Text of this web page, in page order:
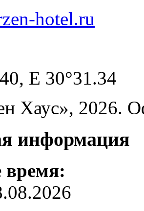
hotel.ru
E 30°31.34
Хаус», 2026.
информация
время: